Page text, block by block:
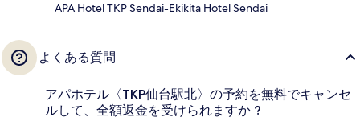
APA Hotel TKP Sendai-Ekikita Hotel Sendai
よくある質問
アパホテル〈TKP仙台駅北〉の予約を無料でキャンセ
ルして、全額返金を受けられますか ?